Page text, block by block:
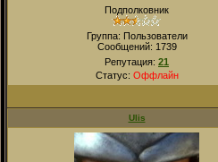
Подполковник
Группа: Пользователи
Сообщений: 1739
Репутация: 21
Статус: Оффлайн
Ulis